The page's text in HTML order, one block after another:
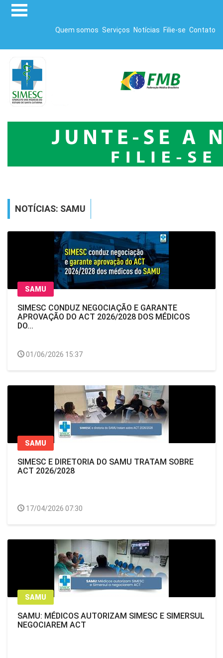
Quem somos Serviços Notícias Filie-se Contato
NOTÍCIAS: SAMU
SAMU
SIMESC CONDUZ NEGOCIAÇÃO E GARANTE
APROVAÇÃO DO ACT 2026/2028 DOS MÉDICOS
DO...
01/06/2026 15:37
SAMU
SIMESC E DIRETORIA DO SAMU TRATAM SOBRE
ACT 2026/2028
17/04/2026 07:30
SAMU
SAMU: MÉDICOS AUTORIZAM SIMESC E SIMERSUL
NEGOCIAREM ACT